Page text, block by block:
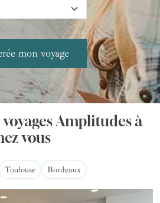
voyages Amplitudes à
vous
Toulouse Bordeaux